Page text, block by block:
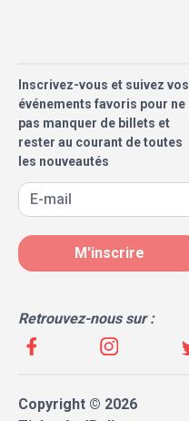
Inscrivez-vous et suivez vos
événements favoris pour ne
pas manquer de billets et
rester au courant de toutes
les nouveautés
M'inscrire
Retrouvez-nous sur :
Copyright © 2026